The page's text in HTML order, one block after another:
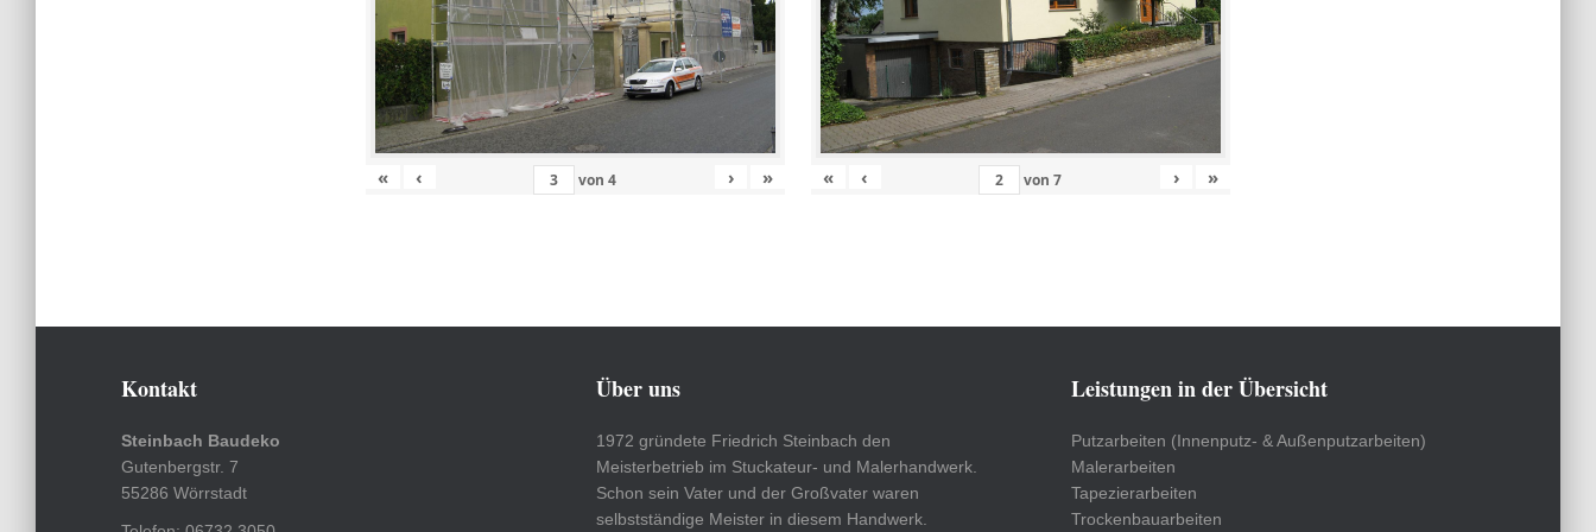
« ‹ von4 › » « ‹ von7 › »
Kontakt
Steinbach Baudeko
Gutenbergstr. 7
55286 Wörrstadt
Über uns
1972 gründete Friedrich Steinbach den
Meisterbetrieb im Stuckateur- und Malerhandwerk.
Schon sein Vater und der Großvater waren
selbstständige Meister in diesem Handwerk.
Leistungen in der Übersicht
Putzarbeiten (Innenputz- & Außenputzarbeiten)
Malerarbeiten
Tapezierarbeiten
Trockenbauarbeiten